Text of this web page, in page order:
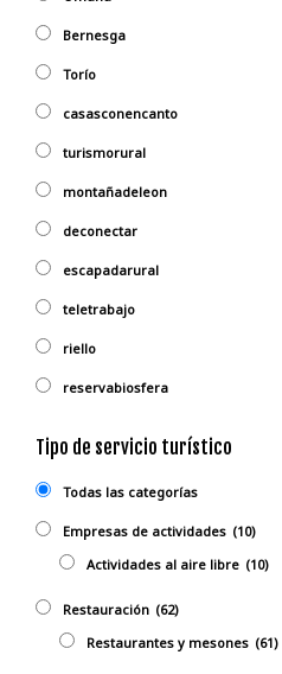
Bernesga
Torío
casasconencanto
turismorural
montañadeleon
deconectar
escapadarural
teletrabajo
riello
reservabiosfera
Tipo de servicio turístico
Todas las categorías
Empresas de actividades (10)
Actividades al aire libre (10)
Restauración (62)
Restaurantes y mesones (61)